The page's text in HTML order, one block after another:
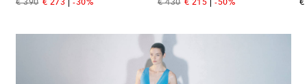
€ 390
original price
€ 273
discount price
-30%
€ 430
original price
€ 215
discount price
-50%
€